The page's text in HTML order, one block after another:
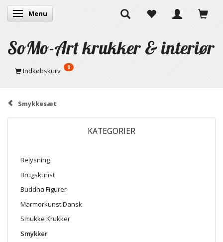
Skifte navigation
Menu
SoMo-Art krukker & interiør
Indkøbskurv 0
Smykkesæt
KATEGORIER
Belysning
Brugskunst
Buddha Figurer
Marmorkunst Dansk
Smukke Krukker
Smykker